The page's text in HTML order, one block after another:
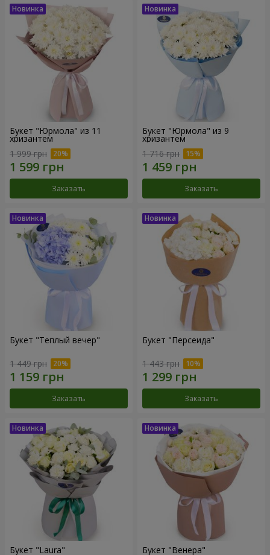
Букет "Юрмола" из 11
хризантем
1 999 грн
Заказать
Букет "Юрмола" из 9
хризантем
1 716 грн
Заказать
Букет "Теплый вечер"
1 449 грн
Заказать
Букет "Персеида"
1 443 грн
Заказать
Букет "Laura" Букет "Венера"